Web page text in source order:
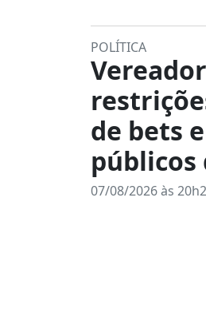
POLÍTICA
de bets
públicos
07/08/2026 às